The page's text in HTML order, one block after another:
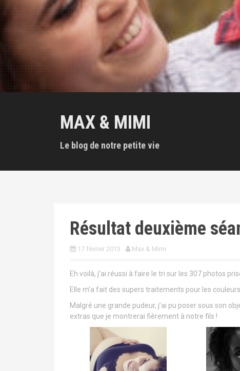
MAX & MIMI
Le blog de notre petite vie
Résultat deuxième
17 février 2013 Max & Mimi
Eh voilà, j’ai réussi à faire le tri sur les 307 photos
Elle m’a fait des supers traitements pour les couleurs.
Malgré une grande pudeur, j’ai pu poser sous son
extras que je montrerai fièrement à notre fils !